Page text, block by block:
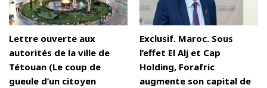
Lettre ouverte aux
autorités de la ville de
Tétouan (Le coup de
gueule d’un citoyen
Exclusif. Maroc. Sous
l’effet El Alj et Cap
Holding, Forafric
augmente son capital de